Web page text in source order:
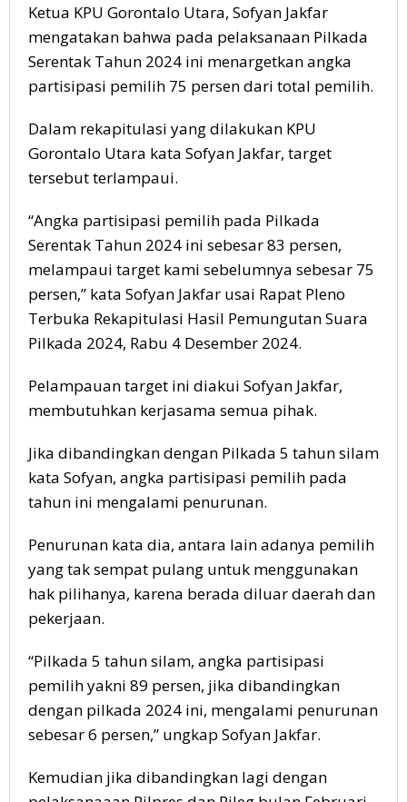
Ketua KPU Gorontalo Utara, Sofyan Jakfar
mengatakan bahwa pada pelaksanaan Pilkada
Serentak Tahun 2024 ini menargetkan angka
partisipasi pemilih 75 persen dari total pemilih.
Dalam rekapitulasi yang dilakukan KPU
Gorontalo Utara kata Sofyan Jakfar, target
tersebut terlampaui.
“Angka partisipasi pemilih pada Pilkada
Serentak Tahun 2024 ini sebesar 83 persen,
melampaui target kami sebelumnya sebesar 75
persen,” kata Sofyan Jakfar usai Rapat Pleno
Terbuka Rekapitulasi Hasil Pemungutan Suara
Pilkada 2024, Rabu 4 Desember 2024.
Pelampauan target ini diakui Sofyan Jakfar,
membutuhkan kerjasama semua pihak.
Jika dibandingkan dengan Pilkada 5 tahun silam
kata Sofyan, angka partisipasi pemilih pada
tahun ini mengalami penurunan.
Penurunan kata dia, antara lain adanya pemilih
yang tak sempat pulang untuk menggunakan
hak pilihanya, karena berada diluar daerah dan
pekerjaan.
“Pilkada 5 tahun silam, angka partisipasi
pemilih yakni 89 persen, jika dibandingkan
dengan pilkada 2024 ini, mengalami penurunan
sebesar 6 persen,” ungkap Sofyan Jakfar.
Kemudian jika dibandingkan lagi dengan